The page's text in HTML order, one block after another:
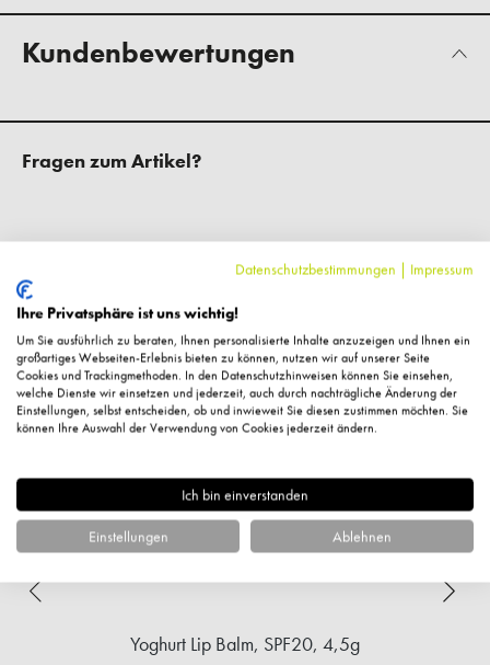
Kundenbewertungen
Fragen zum Artikel?
Ähnliche Artikel
%
Yoghurt Lip Balm, SPF20, 4,5g
Datenschutzbestimmungen | Impressum
Ihre Privatsphäre ist uns wichtig!
Um Sie ausführlich zu beraten, Ihnen personalisierte Inhalte anzuzeigen und Ihnen ein
großartiges Webseiten-Erlebnis bieten zu können, nutzen wir auf unserer Seite
Cookies und Trackingmethoden. In den Datenschutzhinweisen können Sie einsehen,
welche Dienste wir einsetzen und jederzeit, auch durch nachträgliche Änderung der
Einstellungen, selbst entscheiden, ob und inwieweit Sie diesen zustimmen möchten. Sie
können Ihre Auswahl der Verwendung von Cookies jederzeit ändern.
Ich bin einverstanden
Einstellungen Ablehnen